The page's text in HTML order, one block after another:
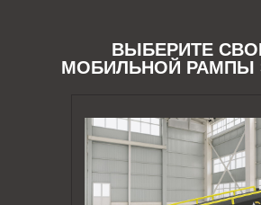
ВЫБЕРИТЕ
МОБИЛЬНОЙ РАМПЫ